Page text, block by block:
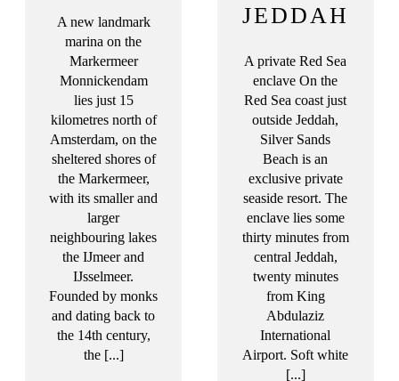
A new landmark
marina on the
Markermeer
Monnickendam
lies just 15
kilometres north of
Amsterdam, on the
sheltered shores of
the Markermeer,
with its smaller and
larger
neighbouring lakes
the IJmeer and
IJsselmeer.
Founded by monks
and dating back to
the 14th century,
the [...]
JEDDAH
A private Red Sea
enclave On the
Red Sea coast just
outside Jeddah,
Silver Sands
Beach is an
exclusive private
seaside resort. The
enclave lies some
thirty minutes from
central Jeddah,
twenty minutes
from King
Abdulaziz
International
Airport. Soft white
[...]